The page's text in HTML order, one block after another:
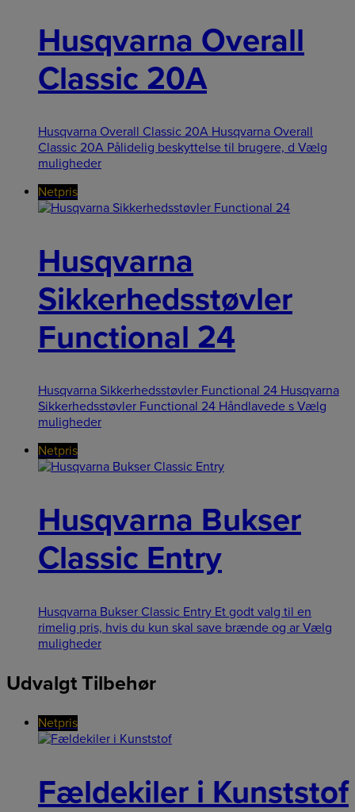
Husqvarna Overall
Classic 20A
Husqvarna Overall Classic 20A Husqvarna Overall
Classic 20A Pålidelig beskyttelse til brugere, d Vælg
muligheder
Netpris
Husqvarna
Sikkerhedsstøvler
Functional 24
Husqvarna Sikkerhedsstøvler Functional 24 Husqvarna
Sikkerhedsstøvler Functional 24 Håndlavede s Vælg
muligheder
Netpris
Husqvarna Bukser
Classic Entry
Husqvarna Bukser Classic Entry Et godt valg til en
rimelig pris, hvis du kun skal save brænde og ar Vælg
muligheder
Udvalgt Tilbehør
Netpris
Fældekiler i Kunststof